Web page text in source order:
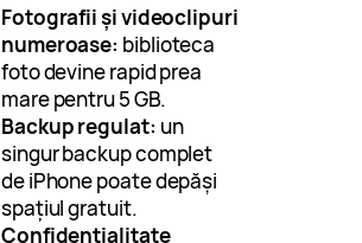
Fotografii și videoclipuri
numeroase: biblioteca
foto devine rapid prea
mare pentru 5 GB.
Backup regulat: un
singur backup complet
de iPhone poate depăși
spațiul gratuit.
Confidențialitate